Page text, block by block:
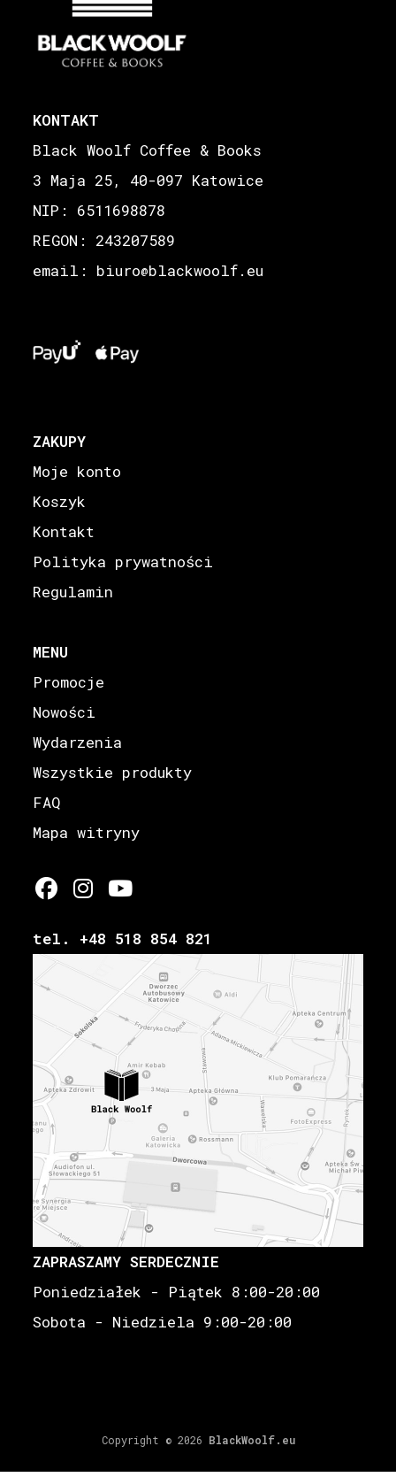
KONTAKT
Black Woolf Coffee & Books
3 Maja 25, 40-097 Katowice
NIP: 6511698878
REGON: 243207589
email: biuro@blackwoolf.eu
ZAKUPY
Moje konto
Koszyk
Kontakt
Polityka prywatności
Regulamin
MENU
Promocje
Nowości
Wydarzenia
Wszystkie produkty
FAQ
Mapa witryny
tel. +48 518 854 821
ZAPRASZAMY SERDECZNIE
Poniedziałek - Piątek 8:00-20:00
Sobota - Niedziela 9:00-20:00
Copyright © 2026 BlackWoolf.eu